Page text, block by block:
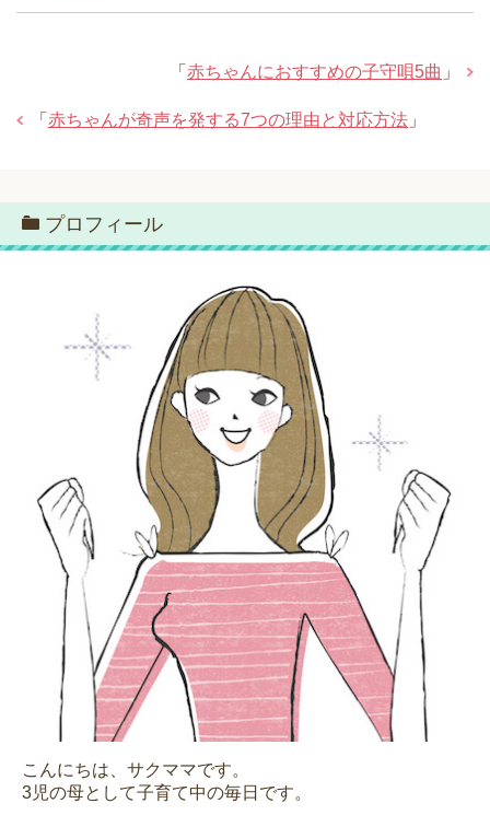
「 赤ちゃんにおすすめの子守唄5曲 」
「 赤ちゃんが奇声を発する7つの理由と対応方法 」
プロフィール
こんにちは、サクママです。
3児の母として子育て中の毎日です。